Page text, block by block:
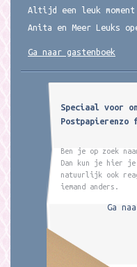
Altijd een leuk moment
Anita en Meer Leuks
Ga naar gastenboek
Speciaal voor
Postpapierenzo
Ben je op zoek
Dan kun je hier
natuurlijk ook
iemand anders.
Ga